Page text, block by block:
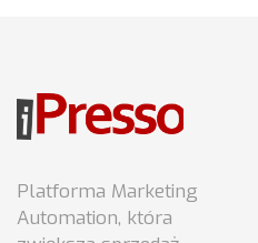
Platforma Marketing
Automation, która